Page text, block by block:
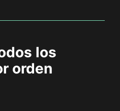
los
orden